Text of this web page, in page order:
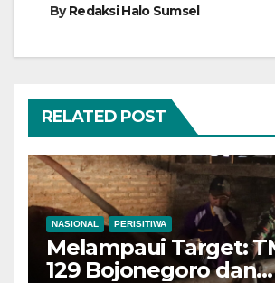
ByRedaksi Halo Sumsel
RELATED POST
NASIONAL PERISITIWA
Melampaui Target:
129 Bojonegoro dan